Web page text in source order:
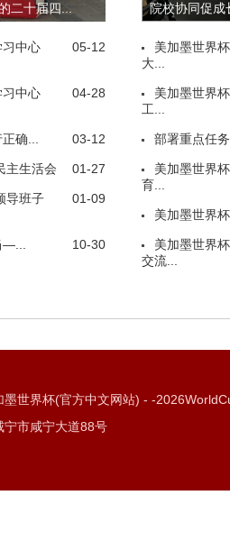
二十届四...
05-12
中心
04-28
中心
03-12
确...
01-27
主生活会
01-09
导班子
10-30
院校协同促
美加墨世界
大...
美加墨世界
工...
部署重点任
美加墨世界
育...
美加墨世界
美加墨世界
交流...
墨世界杯(官方中文网站) - -
宁市咸宁大道88号